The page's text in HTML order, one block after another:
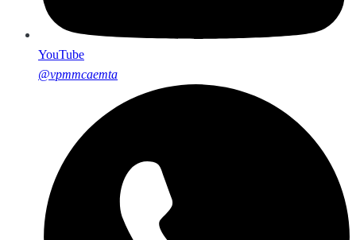
YouTube
@vpmmcaemta